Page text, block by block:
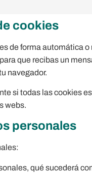
cookies
de forma automática
que recibas un
navegador.
si todas las cookies
webs.
personales
qué sucederá